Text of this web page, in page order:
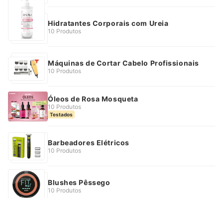
Hidratantes Corporais com Ureia
10 Produtos
Máquinas de Cortar Cabelo Profissionais
10 Produtos
Óleos de Rosa Mosqueta
10 Produtos
Testados
Barbeadores Elétricos
10 Produtos
Blushes Pêssego
10 Produtos